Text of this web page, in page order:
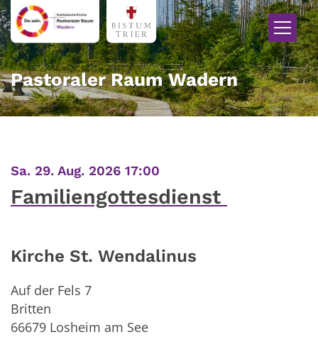
Zum Inhalt springen
Pastoraler Raum Wadern
Sa. 29. Aug. 2026 17:00
Familiengottesdienst
Kirche St. Wendalinus
Auf der Fels 7
Britten
66679 Losheim am See